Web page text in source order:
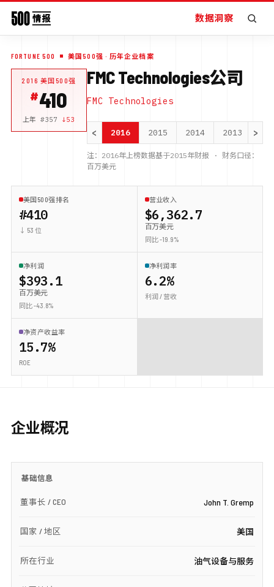
数据洞察
FORTUNE 500 美国500强 · 历年企业档案
2016 美国500强
410
上年 #357 ↓53
FMC Technologies公司
FMC Technologies
< 2016 2015 2014 2013 >
注： 2016年上榜数据基于2015年财报 · 财务口径：
百万美元
美国500强排名
#410
↓ 53 位
营业收入
$6,362.7
百万美元
同比 -19.9%
净利润
$393.1
百万美元
同比 -43.8%
净利润率
6.2%
利润 / 营收
净资产收益率
15.7%
ROE
企业概况
基础信息
董事长 / CEO John T. Gremp
国家 / 地区 美国
所在行业 油气设备与服务